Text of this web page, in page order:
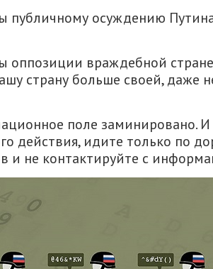
публичному осуждению
оппозиции враждебной
страну больше своей, даже
поле заминировано.
действия, идите только по
и не контактируйте с